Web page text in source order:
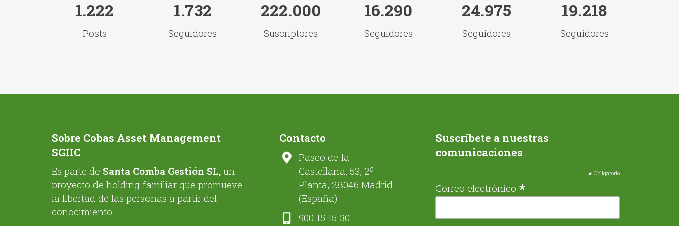
1.222
Posts
1.732
Seguidores
222.000
Suscriptores
16.290
Seguidores
24.975
Seguidores
19.218
Seguidores
Sobre Cobas Asset Management
SGIIC
Es parte de Santa Comba Gestión SL, un
proyecto de holding familiar que promueve
la libertad de las personas a partir del
conocimiento.
Contacto
Paseo de la
Castellana, 53, 2ª
Planta, 28046 Madrid
(España)
900 15 15 30
Suscríbete a nuestras
comunicaciones
* Obligatorio
Correo electrónico *